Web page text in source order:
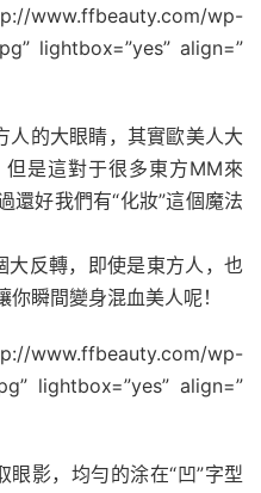
wp-
lightbox=”yes” align=”
人的大眼睛，其實歐美人大
是這對于很多東方MM來
還好我們有“化妝”這個魔法
反轉，即使是東方人，也
瞬間變身混血美人呢！
wp-
lightbox=”yes” align=”
影，均勻的涂在“凹”字型